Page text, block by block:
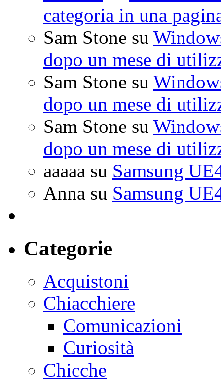
categoria in una
Sam Stone su
dopo un mese di
Sam Stone su
dopo un mese di
Sam Stone su
dopo un mese di
aaaaa su Samsung
Anna su Samsung
Categorie
Acquistoni
Chiacchiere
Comunicazioni
Curiosità
Chicche